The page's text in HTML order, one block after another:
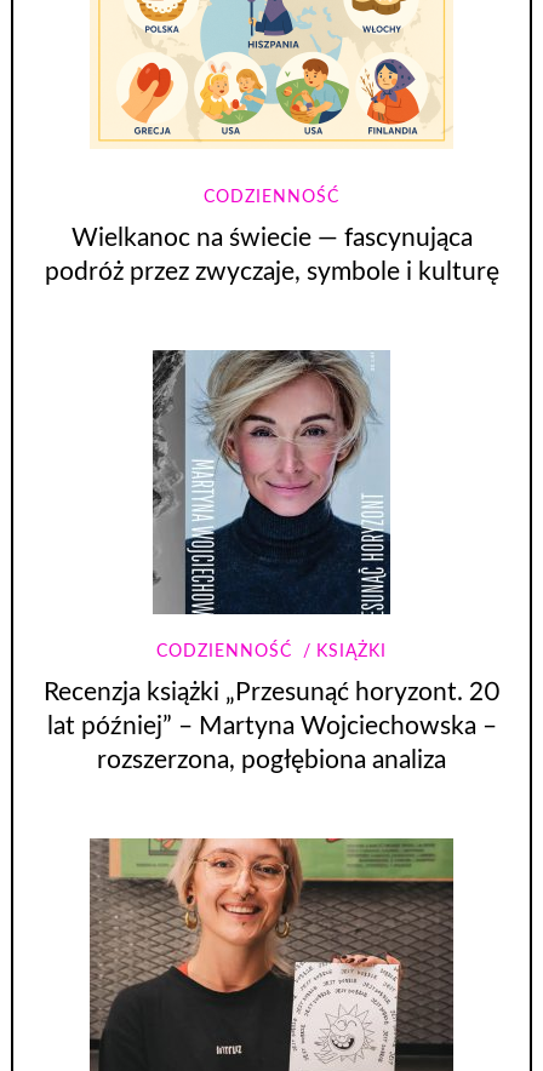
CODZIENNOŚĆ
Wielkanoc na świecie — fascynująca
podróż przez zwyczaje, symbole i kulturę
CODZIENNOŚĆ KSIĄŻKI
Recenzja książki „Przesunąć horyzont. 20
lat później” – Martyna Wojciechowska –
rozszerzona, pogłębiona analiza